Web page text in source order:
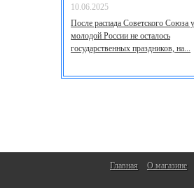
10.06.2025
После распада Советского Союза у
молодой России не осталось
государственных праздников, на...
Главная О магазине